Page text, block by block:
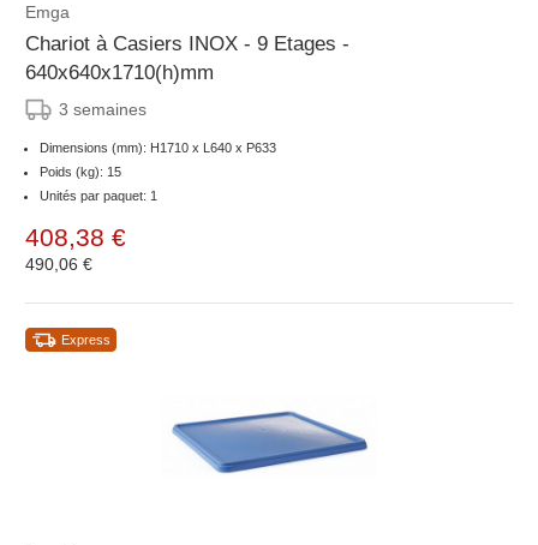
Emga
Chariot à Casiers INOX - 9 Etages -
640x640x1710(h)mm
3 semaines
Dimensions (mm): H1710 x L640 x P633
Poids (kg): 15
Unités par paquet: 1
408,38 €
490,06 €
Express